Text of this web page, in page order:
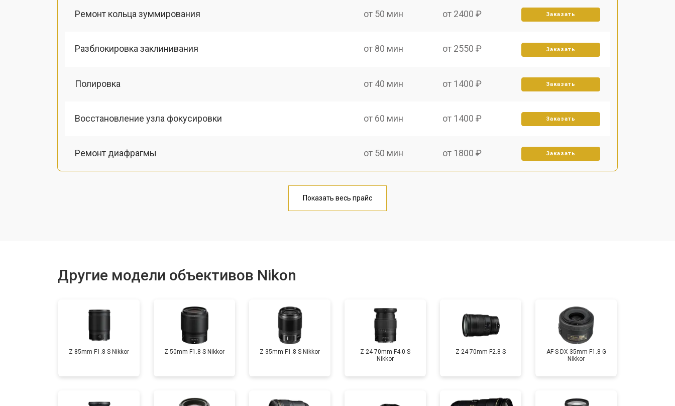
Ремонт кольца зуммирования от 50 мин от 2400 ₽ Заказать
Разблокировка заклинивания от 80 мин от 2550 ₽ Заказать
Полировка от 40 мин от 1400 ₽ Заказать
Восстановление узла фокусировки от 60 мин от 1400 ₽ Заказать
Ремонт диафрагмы от 50 мин от 1800 ₽ Заказать
от 60 мин
Ремонт шлейфа оптического стабилизатора от 80 мин от 2600 ₽ Заказать
Показать весь прайс
Другие модели объективов Nikon
Z 85mm F1.8 S Nikkor Z 50mm F1.8 S Nikkor Z 35mm F1.8 S Nikkor
Z 24-70mm F4.0 S
Nikkor
Z 24-70mm F2.8 S
AF-S DX 35mm F1.8 G
Nikkor